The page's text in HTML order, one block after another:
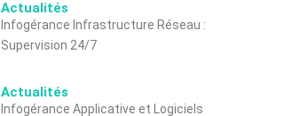
Actualités
Infogérance Infrastructure Réseau :
Supervision 24/7
Actualités
Infogérance Applicative et Logiciels